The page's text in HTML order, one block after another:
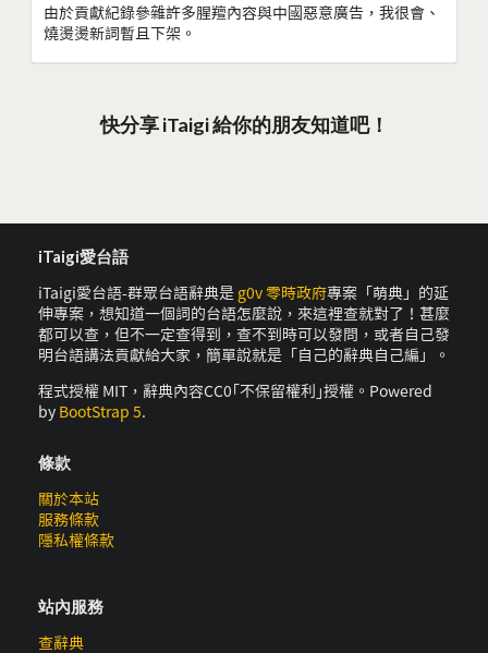
由於貢獻紀錄參雜許多腥羶內容與中國惡意廣告，我很會、
燒燙燙新詞暫且下架。
快分享 iTaigi 給你的朋友知道吧！
iTaigi愛台語
iTaigi愛台語-群眾台語辭典是 g0v 零時政府專案「萌典」的延
伸專案，想知道一個詞的台語怎麼說，來這裡查就對了！甚麼
都可以查，但不一定查得到，查不到時可以發問，或者自己發
明台語講法貢獻給大家，簡單說就是「自己的辭典自己編」。
程式授權 MIT，辭典內容CC0｢不保留權利｣授權。Powered
by BootStrap 5.
條款
關於本站
服務條款
隱私權條款
站內服務
查辭典